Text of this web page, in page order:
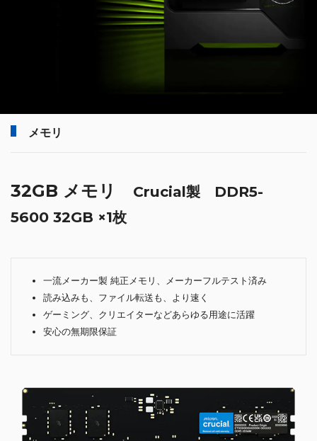
メモリ
32GB メモリ
Crucial製 DDR5-
5600 32GB ×1枚
一流メーカー製 純正メモリ、メーカーフルテスト済み
読み込みも、ファイル転送も、より速く
ゲーミング、クリエイターなどあらゆる用途に活躍
安心の無期限保証